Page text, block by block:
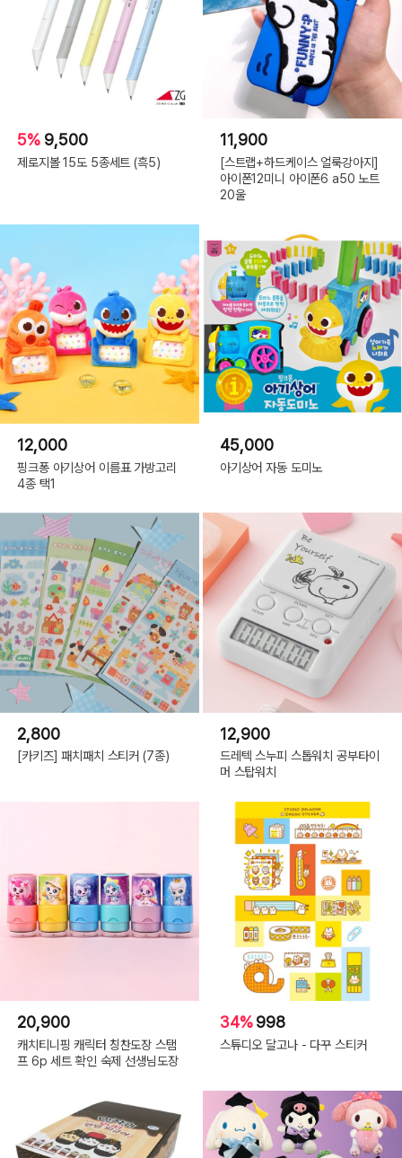
5% 9,500
제로지볼 15도 5종세트 (흑5)
11,900
[스트랩+하드케이스 얼룩강아지]
아이폰12미니 아이폰6 a50 노트
20울
12,000
핑크퐁 아기상어 이름표 가방고리
4종 택1
45,000
아기상어 자동 도미노
2,800
[카키즈] 패치패치 스티커 (7종)
12,900
드레텍 스누피 스톱워치 공부타이
머 스탑워치
20,900
캐치티니핑 캐릭터 칭찬도장 스탬
프 6p 세트 확인 숙제 선생님도장
34%998
스튜디오 달고나 - 다꾸 스티커